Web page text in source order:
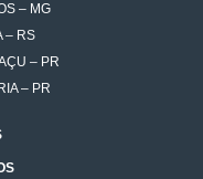
– MG
– RS
– PR
– PR